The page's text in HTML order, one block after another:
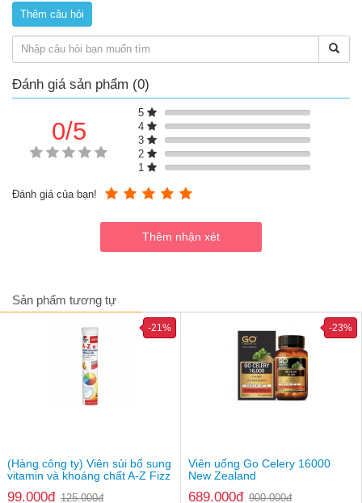
Hỗ trợ thải độc gan, mát gan
Hỗ trợ chống oxi hoá
Hỗ trợ giảm tình trạng nóng trong: da mẩn ngứa, nổi mề
đay…
Thành phần chính
Trà xanh
Củ cải đường
Vitamin B3
Đánh giá sản phẩm (0)
0/5
5
4
3
2
1
Đánh giá của bạn!
Sản phẩm tương tự
(Hàng công ty) Viên sủi bổ sung
vitamin và khoáng chất A-Z Fizz
99.000đ 125.000đ
-21%
Viên uống Go Celery 16000
New Zealand
689.000đ 900.000đ
-23%